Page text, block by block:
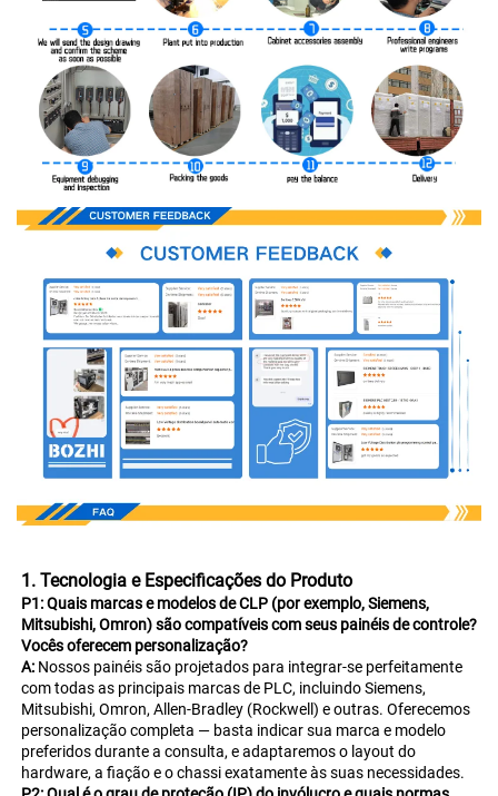
1. Tecnologia e Especificações do Produto
P1: Quais marcas e modelos de CLP (por exemplo, Siemens,
Mitsubishi, Omron) são compatíveis com seus painéis de controle?
Vocês oferecem personalização?
A: Nossos painéis são projetados para integrar-se perfeitamente
com todas as principais marcas de PLC, incluindo Siemens,
Mitsubishi, Omron, Allen-Bradley (Rockwell) e outras. Oferecemos
personalização completa — basta indicar sua marca e modelo
preferidos durante a consulta, e adaptaremos o layout do
hardware, a fiação e o chassi exatamente às suas necessidades.